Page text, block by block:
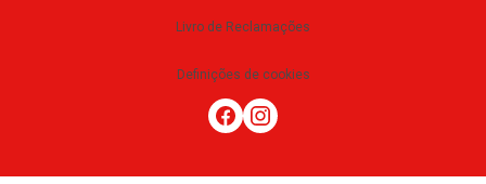
Livro de Reclamações
Definições de cookies